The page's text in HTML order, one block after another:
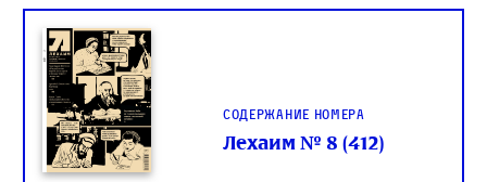
Содержание номера
Лехаим № 8 (412)